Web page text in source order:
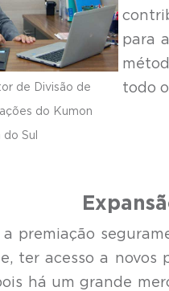
de Divisão de
do Kumon
Sul
para
todo
premiação
ter acesso a novos
há um grande